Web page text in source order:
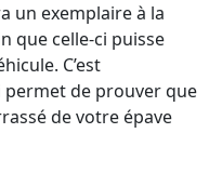
un exemplaire à la
que celle-ci puisse
C’est
de prouver que
de votre épave